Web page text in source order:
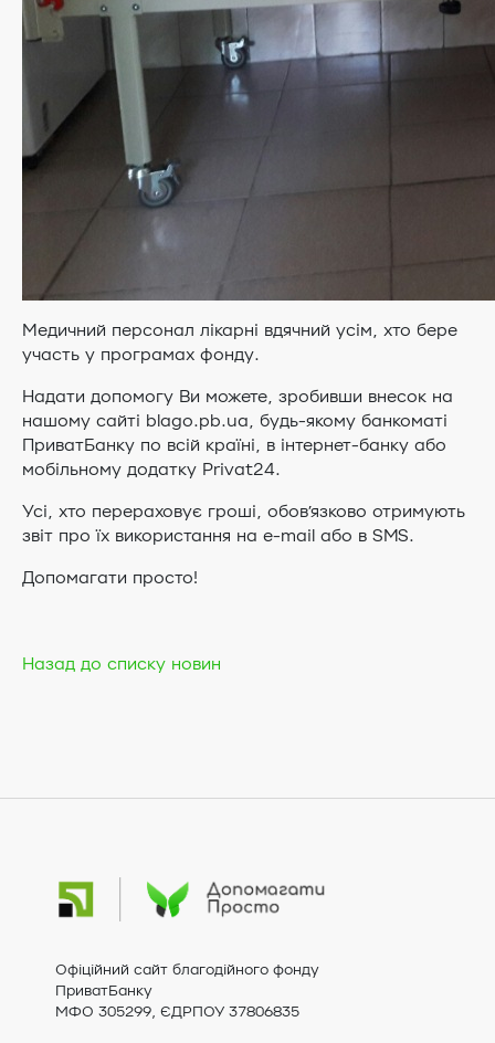
Медичний персонал лікарні вдячний усім, хто бере
участь у програмах фонду.
Надати допомогу Ви можете, зробивши внесок на
нашому сайті blago.pb.ua, будь-якому банкоматі
ПриватБанку по всій країні, в інтернет-банку або
мобільному додатку Privat24.
Усі, хто перераховує гроші, обов’язково отримують
звіт про їх використання на e-mail або в SMS.
Допомагати просто!
Назад до списку новин
Офіційний сайт благодійного фонду
ПриватБанку
МФО 305299, ЄДРПОУ 37806835